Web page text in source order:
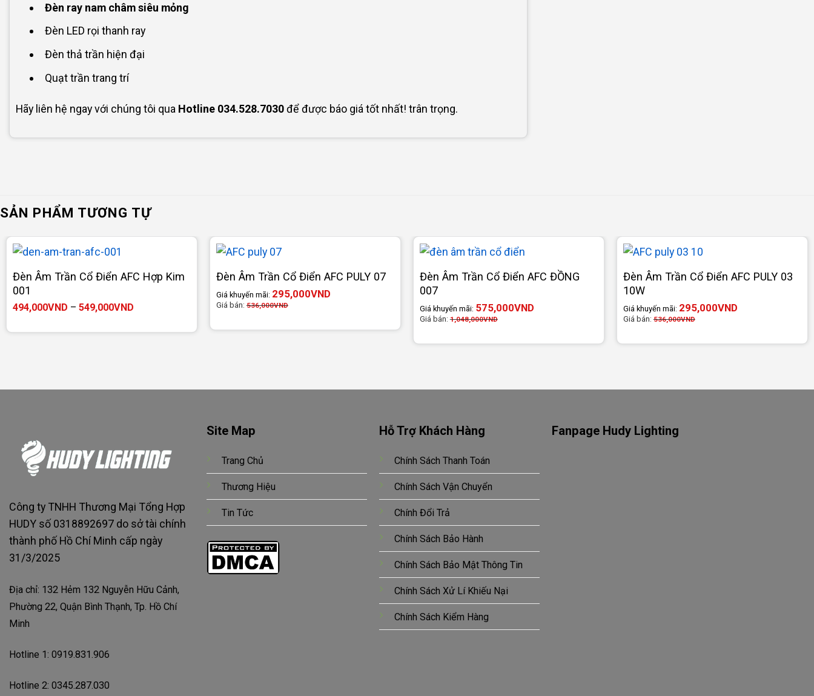
Đèn ray nam châm siêu mỏng
Đèn LED rọi thanh ray
Đèn thả trần hiện đại
Quạt trần trang trí
Hãy liên hệ ngay với chúng tôi qua Hotline 034.528.7030để được báo giá tốt nhất! trân trọng.
SẢN PHẨM TƯƠNG TỰ
Đèn Âm Trần Cổ Điển AFC Hợp Kim
001
494,000VND – 549,000VNDKhoảng
494,000VND
Đèn Âm Trần Cổ Điển AFC PULY 07
Giá khuyến mãi: 295,000VND
Giá bán:536,000VND
Đèn Âm Trần Cổ Điển AFC ĐỒNG
007
Giá khuyến mãi: 575,000VND
Giá bán:1,048,000VND
Đèn Âm Trần Cổ Điển AFC PULY 03
10W
Giá khuyến mãi: 295,000VND
Giá bán:536,000VND
Công ty TNHH Thương Mại Tổng Hợp
HUDY số 0318892697 do sở tài chính
thành phố Hồ Chí Minh cấp ngày
31/3/2025
Địa chỉ: 132 Hẻm 132 Nguyễn Hữu Cảnh,
Phường 22, Quận Bình Thạnh, Tp. Hồ Chí
Minh
Hotline 1: 0919.831.906
Hotline 2: 0345.287.030
Site Map
Trang Chủ
Thương Hiệu
Tin Tức
Hỗ Trợ Khách Hàng
Chính Sách Thanh Toán
Chính Sách Vận Chuyển
Chính Đổi Trả
Chính Sách Bảo Hành
Chính Sách Bảo Mật Thông Tin
Chính Sách Xử Lí Khiếu Nại
Chính Sách Kiểm Hàng
Fanpage Hudy Lighting